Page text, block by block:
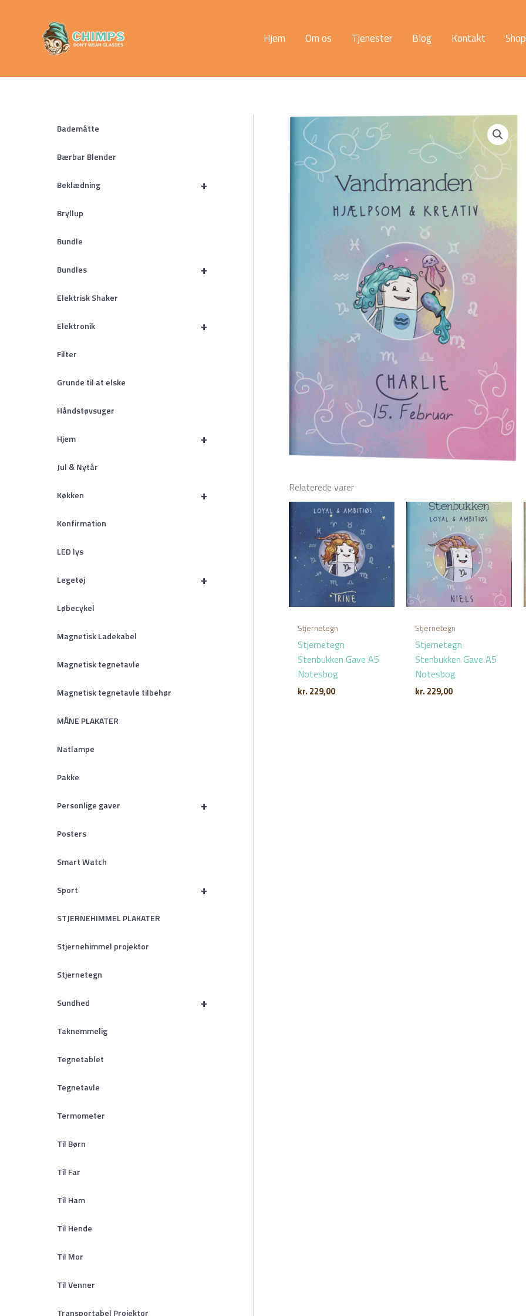
Hjem Om os Tjenester Blog Kontakt Shop
Bademåtte
Bærbar Blender
+
Beklædning
Bryllup
Bundle
+
Bundles
Elektrisk Shaker
+
Elektronik
Filter
Grunde til at elske
Håndstøvsuger
+
Hjem
Jul & Nytår
+
Køkken
Konfirmation
LED lys
+
Legetøj
Løbecykel
Magnetisk Ladekabel
Magnetisk tegnetavle
Magnetisk tegnetavle tilbehør
MÅNE PLAKATER
Natlampe
Pakke
+
Personlige gaver
Posters
Smart Watch
+
Sport
STJERNEHIMMEL PLAKATER
Stjernehimmel projektor
Stjernetegn
+
Sundhed
Taknemmelig
Tegnetablet
Tegnetavle
Termometer
Til Børn
Til Far
Til Ham
Til Hende
Til Mor
Til Venner
Transportabel Projektor
Relaterede varer
Stjernetegn
Stjernetegn
Stenbukken Gave A5
Notesbog
kr. 229,00
Stjernetegn
Stjernetegn
Stenbukken Gave A5
Notesbog
kr. 229,00